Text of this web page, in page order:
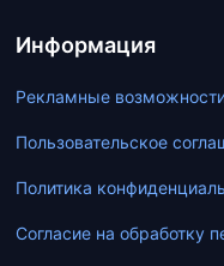
Информация
Рекламные
Пользовательское
Политика
Согласие на обработку